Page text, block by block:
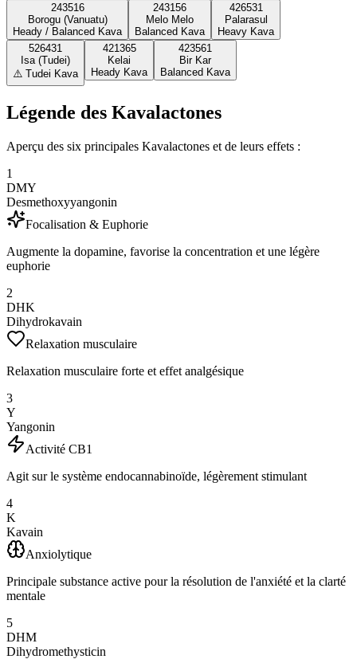
243516
Borogu (Vanuatu)
Heady / Balanced Kava
243156
Melo Melo
Balanced Kava
426531
Palarasul
Heavy Kava
526431
Isa (Tudei)
⚠️ Tudei Kava
421365
Kelai
Heady Kava
423561
Bir Kar
Balanced Kava
Légende des Kavalactones
Aperçu des six principales Kavalactones et de leurs effets :
1
DMY
Desmethoxyyangonin
Focalisation & Euphorie
Augmente la dopamine, favorise la concentration et une légère
euphorie
2
DHK
Dihydrokavain
Relaxation musculaire
Relaxation musculaire forte et effet analgésique
3
Y
Yangonin
Activité CB1
Agit sur le système endocannabinoïde, légèrement stimulant
4
K
Kavain
Anxiolytique
Principale substance active pour la résolution de l'anxiété et la clarté
mentale
5
DHM
Dihydromethysticin